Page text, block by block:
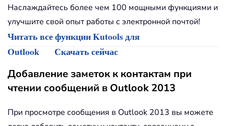
Наслаждайтесь более чем 100 мощными функциями и
улучшите свой опыт работы с электронной почтой!
Читать все функции Kutools для
Outlook
Скачать сейчас
Добавление заметок к контактам при
чтении сообщений в Outlook 2013
При просмотре сообщения в Outlook 2013 вы можете